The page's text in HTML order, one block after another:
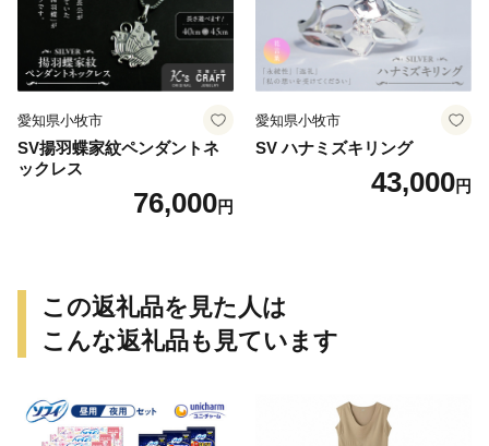
愛知県小牧市
SV揚羽蝶家紋ペンダントネ
ックレス
76,000円
愛知県小牧市
SV ハナミズキリング
43,000円
この返礼品を見た人は
こんな返礼品も見ています